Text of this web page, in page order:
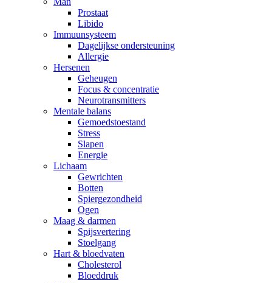
Prostaat
Libido
Immuunsysteem
Dagelijkse ondersteuning
Allergie
Hersenen
Geheugen
Focus & concentratie
Neurotransmitters
Mentale balans
Gemoedstoestand
Stress
Slapen
Energie
Lichaam
Gewrichten
Botten
Spiergezondheid
Ogen
Maag & darmen
Spijsvertering
Stoelgang
Hart & bloedvaten
Cholesterol
Bloeddruk